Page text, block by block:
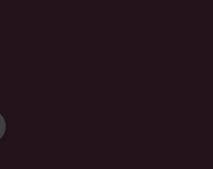
facebook
på
oss på